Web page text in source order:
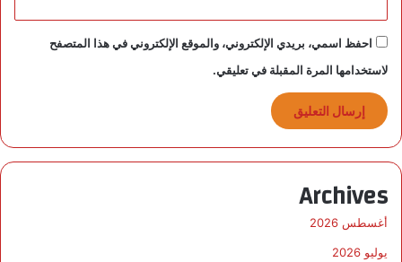
احفظ اسمي، بريدي الإلكتروني، والموقع الإلكتروني في هذا المتصفح
لاستخدامها المرة المقبلة في تعليقي.
Archives
أغسطس 2026
يوليو 2026